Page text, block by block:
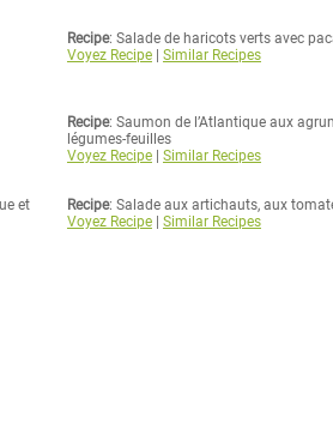
Recipe: Salade de haricots verts avec
Voyez Recipe| Similar Recipes
Recipe: Saumon de l’Atlantique aux
légumes-feuilles
Voyez Recipe| Similar Recipes
et
Recipe: Salade aux artichauts, aux
Voyez Recipe| Similar Recipes